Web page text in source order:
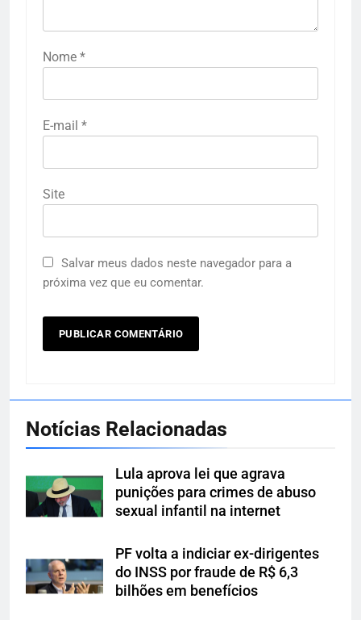
Nome *
E-mail *
Site
Salvar meus dados neste navegador para a
próxima vez que eu comentar.
Notícias Relacionadas
Lula aprova lei que agrava
punições para crimes de abuso
sexual infantil na internet
PF volta a indiciar ex-dirigentes
do INSS por fraude de R$ 6,3
bilhões em benefícios